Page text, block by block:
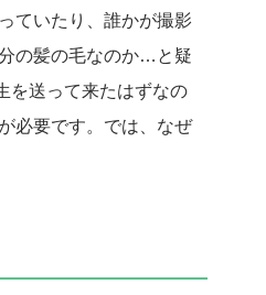
ていたり、誰かが撮影
の髪の毛なのか…と疑
を送って来たはずなの
必要です。では、なぜ